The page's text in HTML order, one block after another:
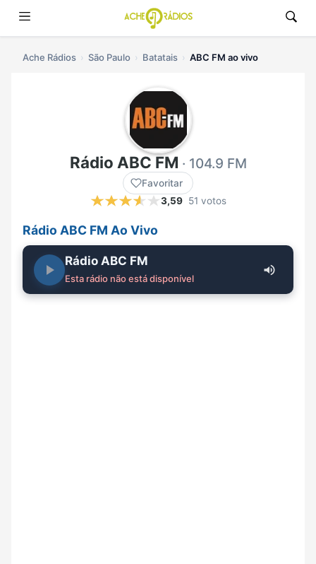
Ache Rádios São Paulo Batatais ABC FM ao vivo
Rádio ABC FM · 104.9 FM
Favoritar
3,59 51 votos
Rádio ABC FM Ao Vivo
Rádio ABC FM
Esta rádio não está disponível